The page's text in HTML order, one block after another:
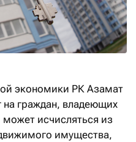
экономики РК Азамат
граждан, владеющих
исчисляться из
имущества,